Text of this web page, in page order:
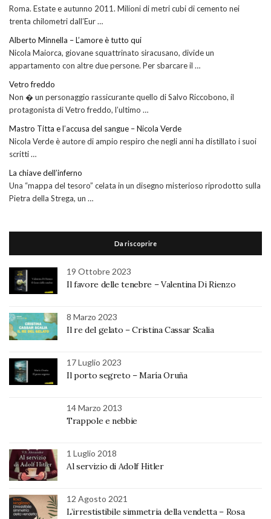
Roma. Estate e autunno 2011. Milioni di metri cubi di cemento nei
trenta chilometri dall’Eur …
Alberto Minnella – L’amore è tutto qui
Nicola Maiorca, giovane squattrinato siracusano, divide un
appartamento con altre due persone. Per sbarcare il …
Vetro freddo
Non � un personaggio rassicurante quello di Salvo Riccobono, il
protagonista di Vetro freddo, l’ultimo …
Mastro Titta e l’accusa del sangue – Nicola Verde
Nicola Verde è autore di ampio respiro che negli anni ha distillato i suoi
scritti …
La chiave dell’inferno
Una “mappa del tesoro” celata in un disegno misterioso riprodotto sulla
Pietra della Strega, un …
Da riscoprire
19 Ottobre 2023
Il favore delle tenebre – Valentina Di Rienzo
8 Marzo 2023
Il re del gelato – Cristina Cassar Scalia
17 Luglio 2023
Il porto segreto – María Oruña
14 Marzo 2013
Trappole e nebbie
1 Luglio 2018
Al servizio di Adolf Hitler
12 Agosto 2021
L’irrestistibile simmetria della vendetta – Rosa